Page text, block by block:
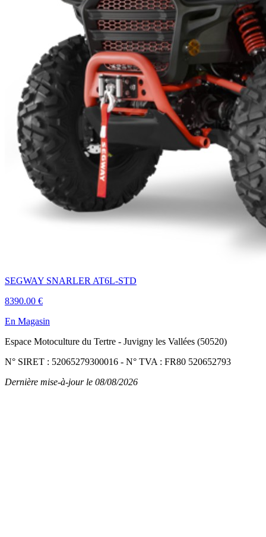
SEGWAY SNARLER AT6L-STD
8390.00 €
En Magasin
Espace Motoculture du Tertre - Juvigny les Vallées (50520)
N° SIRET : 52065279300016 - N° TVA : FR80 520652793
Dernière mise-à-jour le 08/08/2026